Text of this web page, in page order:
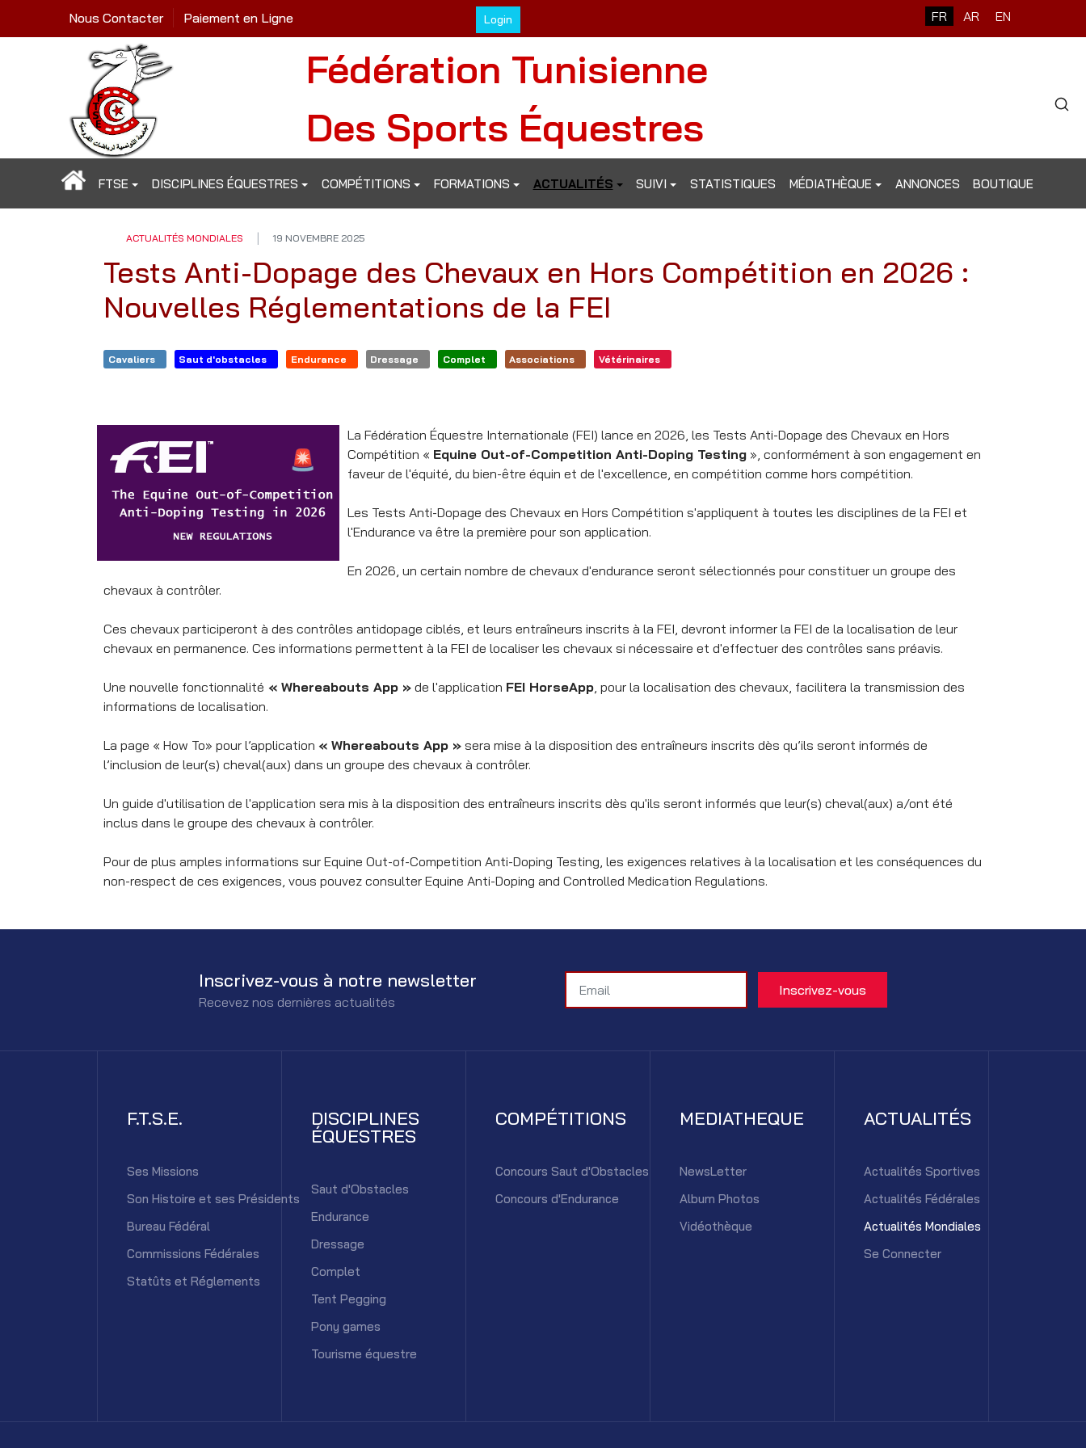
Login
Nous Contacter Paiement en Ligne Sélectionnez votre langue
FR AR EN
Fédération Tunisienne
Des Sports Équestres
Type
FTSE DISCIPLINES ÉQUESTRES COMPÉTITIONS FORMATIONS ACTUALITÉS SUIVI STATISTIQUES MÉDIATHÈQUE ANNONCES BOUTIQUE
ACTUALITÉS MONDIALES 19 NOVEMBRE 2025
Tests Anti-Dopage des Chevaux en Hors Compétition en 2026 :
Nouvelles Réglementations de la FEI
Cavaliers Saut d'obstacles Endurance Dressage Complet Associations Vétérinaires
La Fédération Équestre Internationale (FEI) lance en 2026, les Tests Anti-Dopage des Chevaux en Hors
Compétition « Equine Out-of-Competition Anti-Doping Testing », conformément à son engagement en
faveur de l'équité, du bien-être équin et de l'excellence, en compétition comme hors compétition.
Les Tests Anti-Dopage des Chevaux en Hors Compétition s'appliquent à toutes les disciplines de la FEI et
l'Endurance va être la première pour son application.
En 2026, un certain nombre de chevaux d'endurance seront sélectionnés pour constituer un groupe des
chevaux à contrôler.
Ces chevaux participeront à des contrôles antidopage ciblés, et leurs entraîneurs inscrits à la FEI, devront informer la FEI de la localisation de leur
chevaux en permanence. Ces informations permettent à la FEI de localiser les chevaux si nécessaire et d'effectuer des contrôles sans préavis.
Une nouvelle fonctionnalité « Whereabouts App » de l'application FEI HorseApp, pour la localisation des chevaux, facilitera la transmission des
informations de localisation.
La page « How To» pour l’application « Whereabouts App » sera mise à la disposition des entraîneurs inscrits dès qu’ils seront informés de
l’inclusion de leur(s) cheval(aux) dans un groupe des chevaux à contrôler.
Un guide d'utilisation de l'application sera mis à la disposition des entraîneurs inscrits dès qu'ils seront informés que leur(s) cheval(aux) a/ont été
inclus dans le groupe des chevaux à contrôler.
Pour de plus amples informations sur Equine Out-of-Competition Anti-Doping Testing, les exigences relatives à la localisation et les conséquences du
non-respect de ces exigences, vous pouvez consulter Equine Anti-Doping and Controlled Medication Regulations.
Inscrivez-vous à notre newsletter
Recevez nos dernières actualités
F.T.S.E.
Ses Missions
Son Histoire et ses Présidents
Bureau Fédéral
Commissions Fédérales
Statûts et Réglements
DISCIPLINES
ÉQUESTRES
Saut d'Obstacles
Endurance
Dressage
Complet
Tent Pegging
Pony games
Tourisme équestre
COMPÉTITIONS
Concours Saut d'Obstacles
Concours d'Endurance
MEDIATHEQUE
NewsLetter
Album Photos
Vidéothèque
ACTUALITÉS
Actualités Sportives
Actualités Fédérales
Actualités Mondiales
Se Connecter